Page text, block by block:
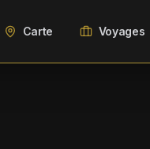
Carte Voyages